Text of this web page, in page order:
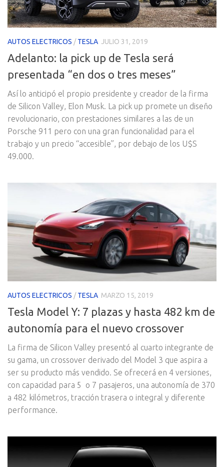
AUTOS ELECTRICOS /TESLA JULIO 31, 2019
Adelanto: la pick up de Tesla será
presentada “en dos o tres meses”
Así lo anticipó el propio presidente y creador de la firma
de Silicon Valley, Elon Musk. La pick up promete un diseño
revolucionario, con prestaciones similares a las de un
Porsche 911 pero con una gran funcionalidad para el
trabajo y un precio “accesible”, por debajo de los U$S
49.000.
AUTOS ELECTRICOS /TESLA MARZO 15, 2019
Tesla Model Y: 7 plazas y hasta 482 km de
autonomía para el nuevo crossover
La firma de Silicon Valley presentó al cuarto integrante de
su gama, un crossover derivado del Model 3 que aspira a
ser su producto más vendido. Se ofrecerá en 4 versiones,
con capacidad para 5 o 7 pasajeros, una autonomía de 370
a 482 kilómetros, tracción trasera o integral y diferente
performance.